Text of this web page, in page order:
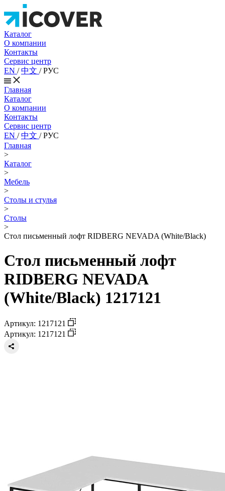
Каталог
О компании
Контакты
Сервис центр
EN /中文 /РУС
Главная
Каталог
О компании
Контакты
Сервис центр
EN /中文 /РУС
Главная
>
Каталог
>
Мебель
>
Столы и стулья
>
Столы
>
Стол письменный лофт RIDBERG NEVADA (White/Black)
Стол письменный лофт
RIDBERG NEVADA
(White/Black) 1217121
Артикул: 1217121
Артикул: 1217121